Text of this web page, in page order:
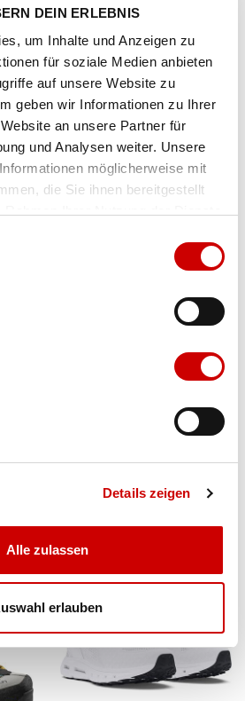
DEIN ERLEBNIS
um Inhalte und Anzeigen zu
für soziale Medien anbieten
auf unsere Website zu
geben wir Informationen zu Ihrer
an unsere Partner für
und Analysen weiter. Unsere
möglicherweise mit
die Sie ihnen bereitgestellt
Details zeigen
Alle zulassen
erlauben
Lowa
DELAGO GTX MID Ws
CHF 199.00
Preis reduziert von
statt CHF 249.90An